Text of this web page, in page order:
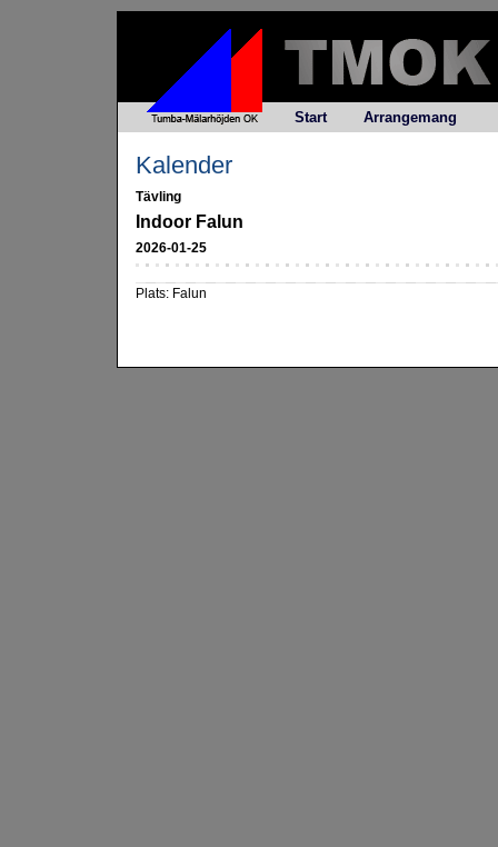
Start Arrangemang
Kalender
Tävling
Indoor Falun
2026-01-25
Plats: Falun